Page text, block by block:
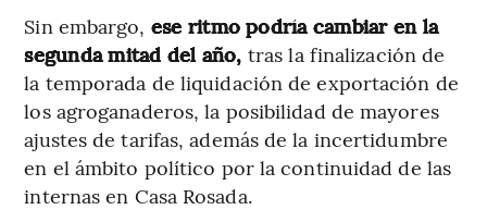
Sin embargo, ese ritmo podría cambiar en la
segunda mitad del año, tras la finalización de
la temporada de liquidación de exportación de
los agroganaderos, la posibilidad de mayores
ajustes de tarifas, además de la incertidumbre
en el ámbito político por la continuidad de las
internas en Casa Rosada.